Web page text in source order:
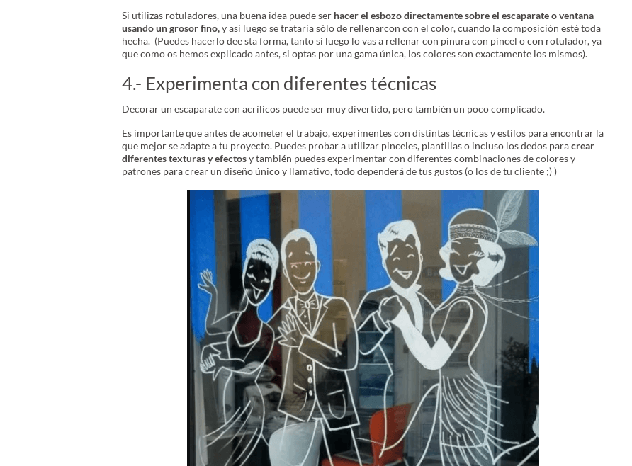
Si utilizas rotuladores, una buena idea puede ser hacer el esbozo directamente sobre el escaparate o ventana
usando un grosor fino,y así luego se trataría sólo de rellenarcon con el color, cuando la composición esté toda
hecha. (Puedes hacerlo dee sta forma, tanto si luego lo vas a rellenar con pinura con pincel o con rotulador, ya
que como os hemos explicado antes, si optas por una gama única, los colores son exactamente los mismos).
4.- Experimenta con diferentes técnicas
Decorar un escaparate con acrílicos puede ser muy divertido, pero también un poco complicado.
Es importante que antes de acometer el trabajo, experimentes con distintas técnicas y estilos para encontrar la
que mejor se adapte a tu proyecto. Puedes probar a utilizar pinceles, plantillas o incluso los dedos paracrear
diferentes texturas y efectosy también puedes experimentar con diferentes combinaciones de colores y
patrones para crear un diseño único y llamativo, todo dependerá de tus gustos (o los de tu cliente ;) )